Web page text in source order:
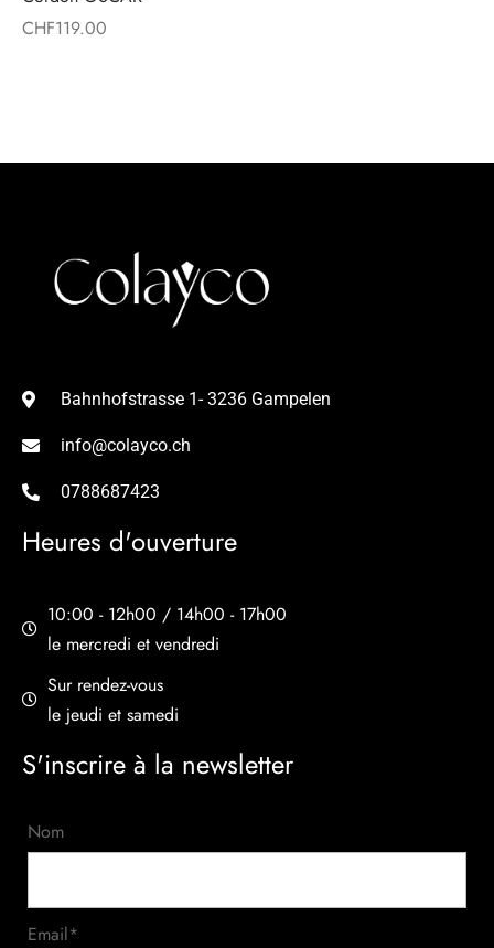
CHF119.00
Bahnhofstrasse 1- 3236 Gampelen
info@colayco.ch
0788687423
Heures d'ouverture
10:00 - 12h00 / 14h00 - 17h00
le mercredi et vendredi
Sur rendez-vous
le jeudi et samedi
S'inscrire à la newsletter
Nom
Email*